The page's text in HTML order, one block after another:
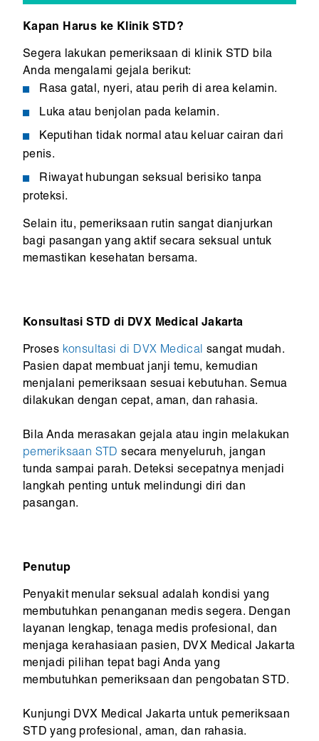
Kapan Harus ke Klinik STD?
Segera lakukan pemeriksaan di klinik STD bila
Anda mengalami gejala berikut:
Rasa gatal, nyeri, atau perih di area kelamin.
Luka atau benjolan pada kelamin.
Keputihan tidak normal atau keluar cairan dari
penis.
Riwayat hubungan seksual berisiko tanpa
proteksi.
Selain itu, pemeriksaan rutin sangat dianjurkan
bagi pasangan yang aktif secara seksual untuk
memastikan kesehatan bersama.
Konsultasi STD di DVX Medical Jakarta
Proses konsultasi di DVX Medical sangat mudah.
Pasien dapat membuat janji temu, kemudian
menjalani pemeriksaan sesuai kebutuhan. Semua
dilakukan dengan cepat, aman, dan rahasia.
Bila Anda merasakan gejala atau ingin melakukan
pemeriksaan STD secara menyeluruh, jangan
tunda sampai parah. Deteksi secepatnya menjadi
langkah penting untuk melindungi diri dan
pasangan.
Penutup
Penyakit menular seksual adalah kondisi yang
membutuhkan penanganan medis segera. Dengan
layanan lengkap, tenaga medis profesional, dan
menjaga kerahasiaan pasien, DVX Medical Jakarta
menjadi pilihan tepat bagi Anda yang
membutuhkan pemeriksaan dan pengobatan STD.
Kunjungi DVX Medical Jakarta untuk pemeriksaan
STD yang profesional, aman, dan rahasia.